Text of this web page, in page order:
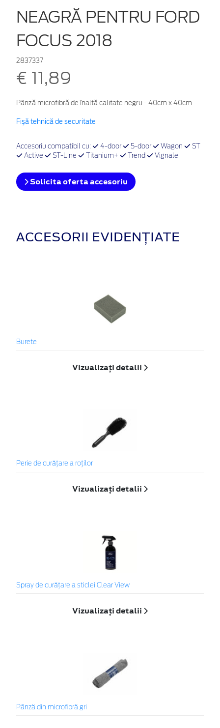
NEAGRĂ PENTRU FORD
FOCUS 2018
2837337
€ 11,89
Pânză microfibră de înaltă calitate negru - 40cm x 40cm
Fişă tehnică de securitate
Accesoriu compatibil cu: 4-door 5-door Wagon
ST
Active
ST-Line Titanium+ Trend Vignale
Solicita oferta accesoriu
ACCESORII EVIDENȚIATE
Burete
Vizualizați detalii
Perie de curățare a roților
Vizualizați detalii
Spray de curățare a sticlei Clear View
Vizualizați detalii
Pânză din microfibră gri